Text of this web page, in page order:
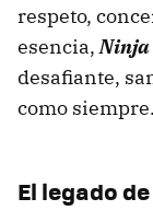
respeto,
esencia,Ninja
desafiante,
como siempre.
El legado